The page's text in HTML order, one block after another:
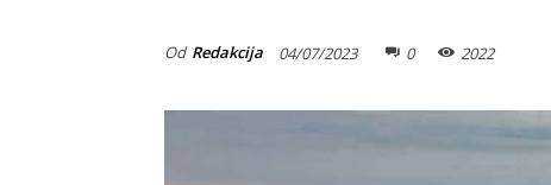
Od Redakcija 04/07/2023 0 2022